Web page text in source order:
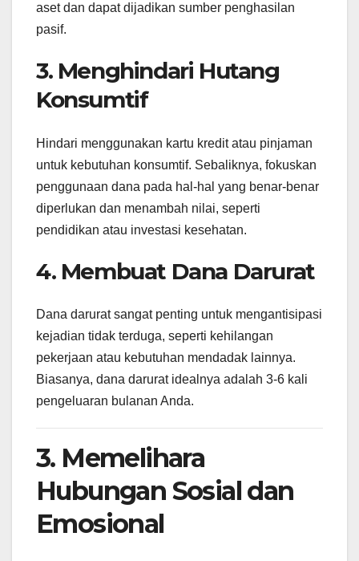
aset dan dapat dijadikan sumber penghasilan
pasif.
3. Menghindari Hutang
Konsumtif
Hindari menggunakan kartu kredit atau pinjaman
untuk kebutuhan konsumtif. Sebaliknya, fokuskan
penggunaan dana pada hal-hal yang benar-benar
diperlukan dan menambah nilai, seperti
pendidikan atau investasi kesehatan.
4. Membuat Dana Darurat
Dana darurat sangat penting untuk mengantisipasi
kejadian tidak terduga, seperti kehilangan
pekerjaan atau kebutuhan mendadak lainnya.
Biasanya, dana darurat idealnya adalah 3-6 kali
pengeluaran bulanan Anda.
3. Memelihara
Hubungan Sosial dan
Emosional